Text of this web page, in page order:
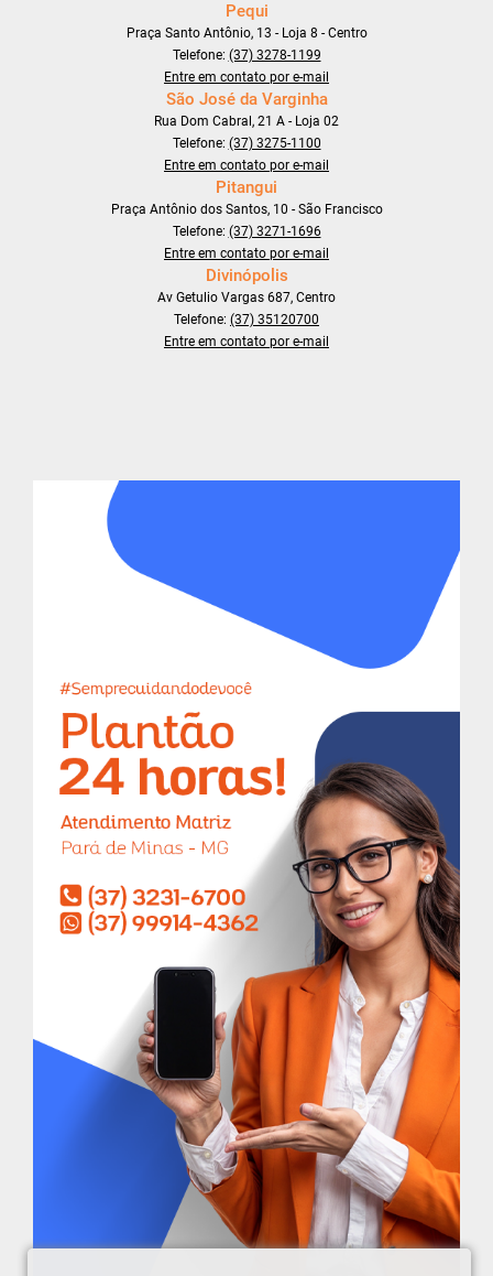
Pequi
Praça Santo Antônio, 13 - Loja 8 - Centro
Telefone: (37) 3278-1199
Entre em contato por e-mail
São José da Varginha
Rua Dom Cabral, 21 A - Loja 02
Telefone: (37) 3275-1100
Entre em contato por e-mail
Pitangui
Praça Antônio dos Santos, 10 - São Francisco
Telefone: (37) 3271-1696
Entre em contato por e-mail
Divinópolis
Av Getulio Vargas 687, Centro
Telefone: (37) 35120700
Entre em contato por e-mail